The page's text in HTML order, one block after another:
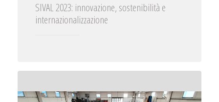
SIVAL 2023: innovazione, sostenibilità e
internazionalizzazione